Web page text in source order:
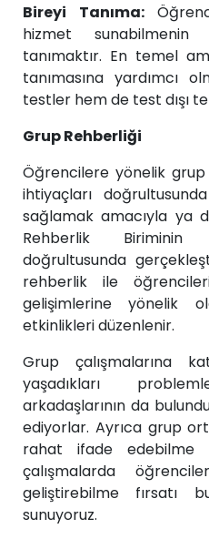
Bireyi Tanıma:
hizmet
tanımaktır. En temel
tanımasına yardımcı
testler hem de test dışı
Grup Rehberliği
Öğrencilere yönelik grup
ihtiyaçları
sağlamak amacıyla ya
Rehberlik Biriminin
doğrultusunda
rehberlik ile
gelişimlerine yönelik
etkinlikleri düzenlenir.
Grup çalışmalarına
yaşadıkları
arkadaşlarının da
ediyorlar. Ayrıca grup
rahat ifade edebilme
çalışmalarda
geliştirebilme fırsatı
sunuyoruz.